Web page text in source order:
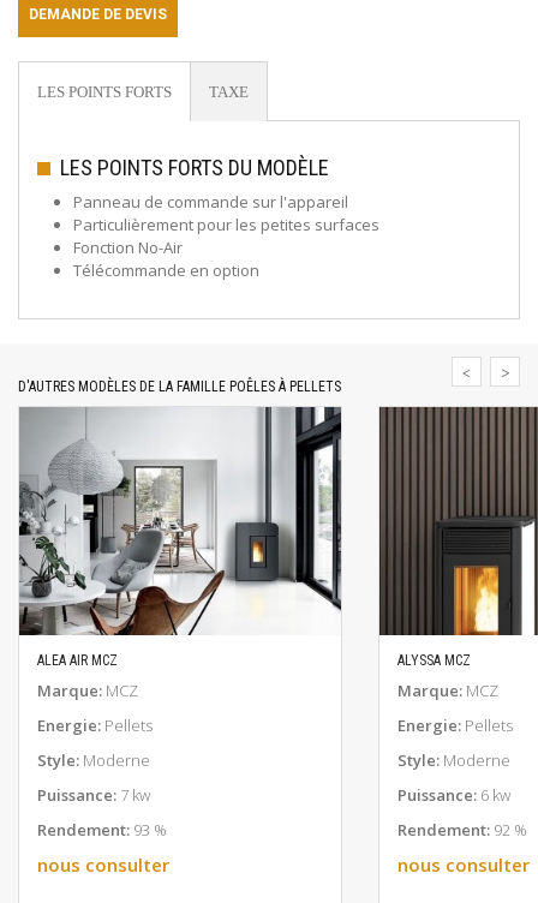
DEMANDE DE DEVIS
LES POINTS FORTS TAXE
LES POINTS FORTS DU MODÈLE
Panneau de commande sur l'appareil
Particulièrement pour les petites surfaces
Fonction No-Air
Télécommande en option
D'AUTRES MODÈLES DE LA FAMILLE POÊLES À PELLETS
EN SAVOIR PLUS
ALEA AIR MCZ
Marque: MCZ
Energie: Pellets
Style: Moderne
Puissance: 7 kw
Rendement: 93 %
nous consulter
EN
ALYSSA MCZ
Marque: MCZ
Energie: Pellets
Style: Moderne
Puissance: 6 kw
Rendement: 92 %
nous consulter